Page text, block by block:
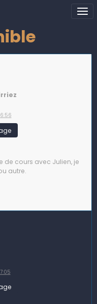
de cours avec Julien, je
autre.